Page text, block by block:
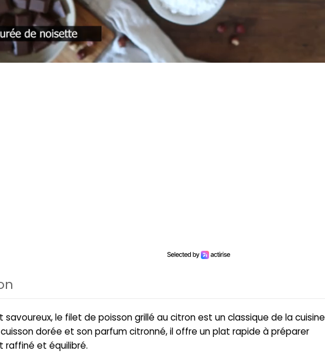
savoureux, le filet de poisson grillé au citron est un classique de la cuisine
dorée et son parfum citronné, il offre un plat rapide à préparer
raffiné et équilibré.